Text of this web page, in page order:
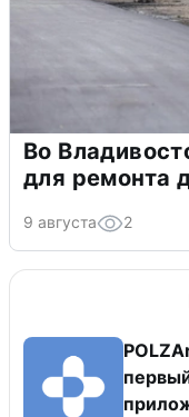
Во
для ремонта
9 августа 2